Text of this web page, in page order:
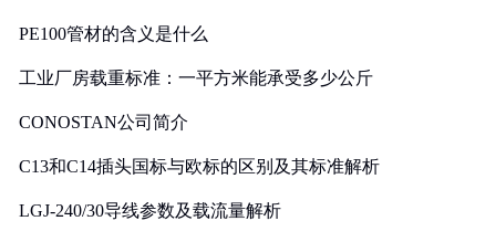
PE100管材的含义是什么
工业厂房载重标准：一平方米能承受多少公斤
CONOSTAN公司简介
C13和C14插头国标与欧标的区别及其标准解析
LGJ-240/30导线参数及载流量解析